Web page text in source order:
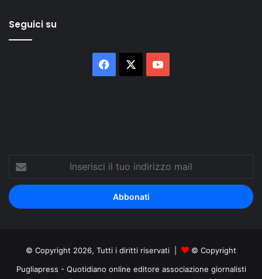
Seguici su
Facebook
tuo
indirizzo
mail
© Copyright 2026, Tutti i diritti riservati |
© Copyright
Pugliapress - Quotidiano online editore associazione giornalisti